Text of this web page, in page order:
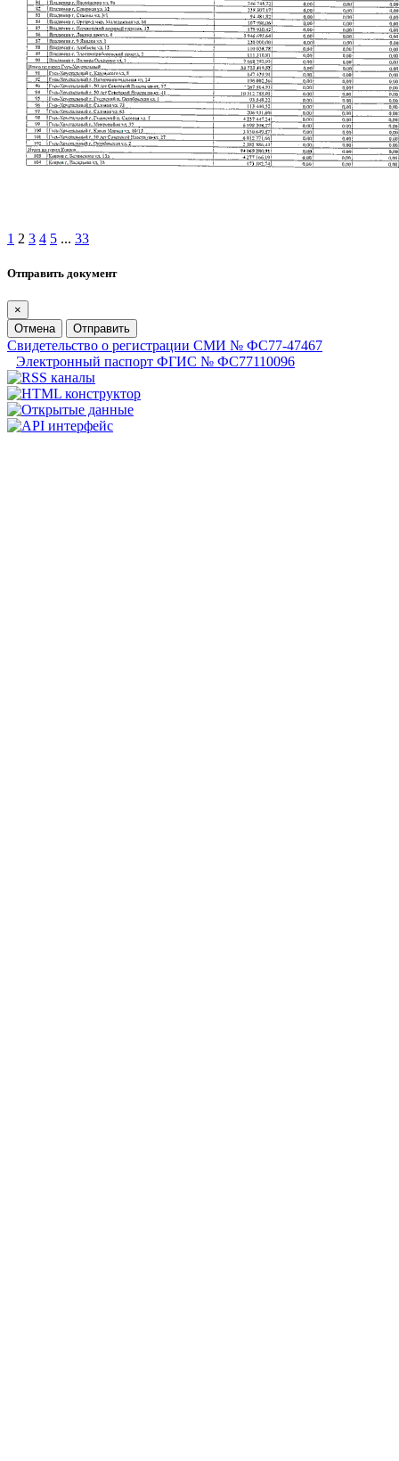
1 2 3 4 5 ... 33
Отправить документ
×
Отмена
Отправить
Свидетельство о регистрации СМИ № ФС77-47467
Электронный паспорт ФГИС № ФС77110096